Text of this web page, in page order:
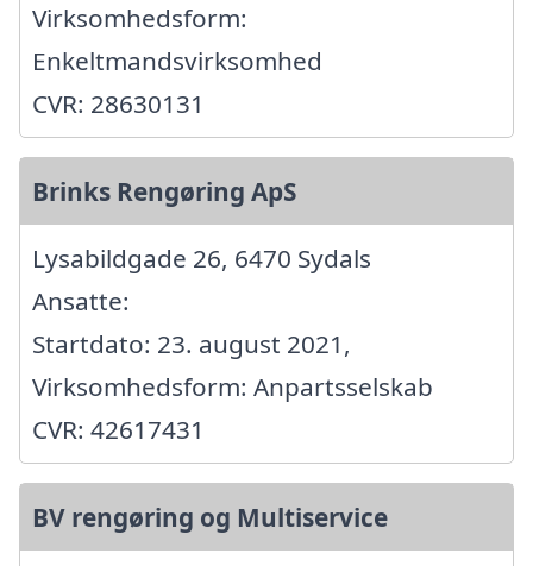
Virksomhedsform:
Enkeltmandsvirksomhed
CVR: 28630131
Brinks Rengøring ApS
Lysabildgade 26, 6470 Sydals
Ansatte:
Startdato: 23. august 2021,
Virksomhedsform: Anpartsselskab
CVR: 42617431
BV rengøring og Multiservice